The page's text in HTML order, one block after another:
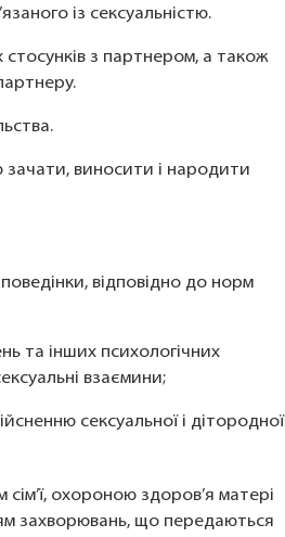
із сексуальністю.
стосунків з партнером, а також
зачати, виносити і народити
відповідно до норм
та інших психологічних
взаємини;
сексуальної і дітородної
охороною здоров’я матері
захворювань, що передаються